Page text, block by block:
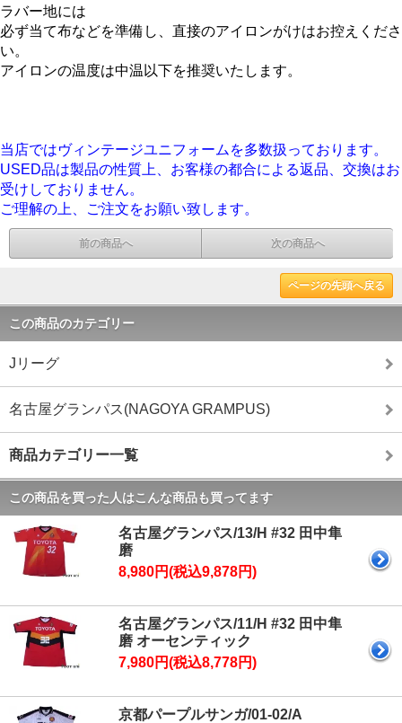
ラバー地には
必ず当て布などを準備し、直接のアイロンがけはお控えくださ
い。
アイロンの温度は中温以下を推奨いたします。
当店ではヴィンテージユニフォームを多数扱っております。
USED品は製品の性質上、お客様の都合による返品、交換はお
受けしておりません。
ご理解の上、ご注文をお願い致します。
前の商品へ 次の商品へ
ページの先頭へ戻る
この商品のカテゴリー
Jリーグ
名古屋グランパス(NAGOYA GRAMPUS)
商品カテゴリー一覧
この商品を買った人はこんな商品も買ってます
名古屋グランパス/13/H #32 田中隼
磨
8,980円(税込9,878円)
名古屋グランパス/11/H #32 田中隼
磨 オーセンティック
7,980円(税込8,778円)
京都パープルサンガ/01-02/A